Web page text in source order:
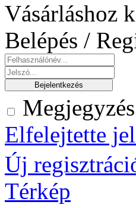
Vásárláshoz
Belépés /
Megjegyzés
Elfelejtette
Új
Térkép